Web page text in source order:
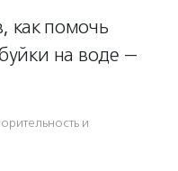
как помочь
на воде —
и